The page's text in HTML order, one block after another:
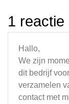
1 reactie
Hallo,
We zijn
dit bedrijf
verzamelen
contact met